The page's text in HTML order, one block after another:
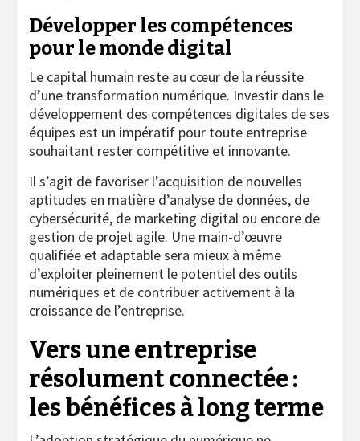
Développer les compétences
pour le monde digital
Le capital humain reste au cœur de la réussite
d’une transformation numérique. Investir dans le
développement des compétences digitales de ses
équipes est un impératif pour toute entreprise
souhaitant rester compétitive et innovante.
Il s’agit de favoriser l’acquisition de nouvelles
aptitudes en matière d’analyse de données, de
cybersécurité, de marketing digital ou encore de
gestion de projet agile. Une main-d’œuvre
qualifiée et adaptable sera mieux à même
d’exploiter pleinement le potentiel des outils
numériques et de contribuer activement à la
croissance de l’entreprise.
Vers une entreprise
résolument connectée :
les bénéfices à long terme